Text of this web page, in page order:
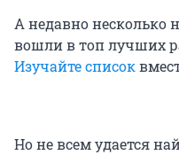
А недавно несколько
вошли в топ лучших
Изучайте список
Но не всем удается